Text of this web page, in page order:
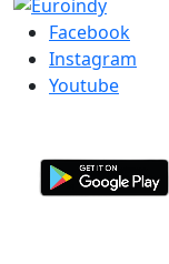
Facebook
Instagram
Youtube